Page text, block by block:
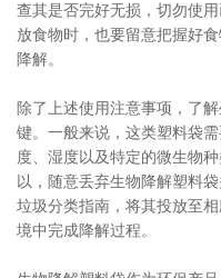
查其是否完好无损，切勿使
放食物时，也要留意把握好
降解。
除了上述使用注意事项，了
键。一般来说，这类塑料袋
度、湿度以及特定的微生物
以，随意丢弃生物降解塑料
垃圾分类指南，将其投放至
境中完成降解过程。